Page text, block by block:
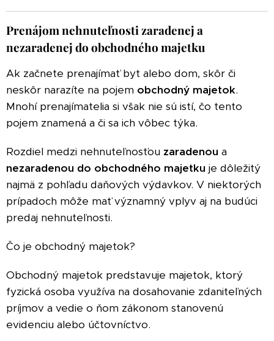
Prenájom nehnuteľnosti zaradenej a
nezaradenej do obchodného majetku
Ak začnete prenajímať byt alebo dom, skôr či
neskôr narazíte na pojem obchodný majetok.
Mnohí prenajímatelia si však nie sú istí, čo tento
pojem znamená a či sa ich vôbec týka.
Rozdiel medzi nehnuteľnosťou zaradenou a
nezaradenou do obchodného majetku je dôležitý
najmä z pohľadu daňových výdavkov. V niektorých
prípadoch môže mať významný vplyv aj na budúci
predaj nehnuteľnosti.
Čo je obchodný majetok?
Obchodný majetok predstavuje majetok, ktorý
fyzická osoba využíva na dosahovanie zdaniteľných
príjmov a vedie o ňom zákonom stanovenú
evidenciu alebo účtovníctvo.